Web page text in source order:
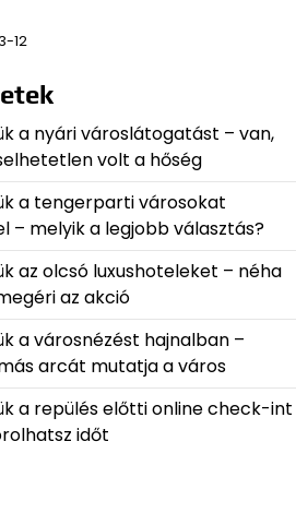
12
a nyári városlátogatást – van,
volt a hőség
a tengerparti városokat
– melyik a legjobb választás?
az olcsó luxushoteleket – néha
az akció
a városnézést hajnalban –
arcát mutatja a város
a repülés előtti online check-int
időt